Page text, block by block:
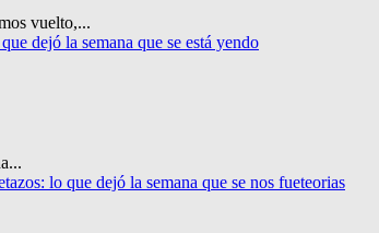
vuelto,...
dejó la semana que se está yendo
lo que dejó la semana que se nos fueteorias